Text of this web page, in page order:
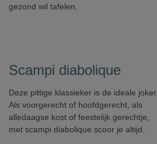
gezond wil tafelen.
Scampi diabolique
Deze pittige klassieker is de ideale joker.
Als voorgerecht of hoofdgerecht, als
alledaagse kost of feestelijk gerechtje,
met scampi diabolique scoor je altijd.